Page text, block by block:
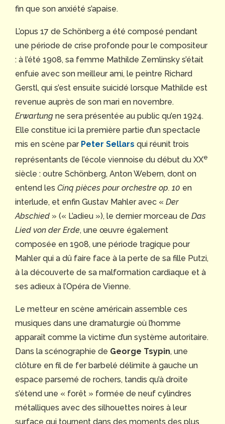
fin que son anxiété s’apaise.
L’opus 17 de Schönberg a été composé pendant
une période de crise profonde pour le compositeur
: à l’été 1908, sa femme Mathilde Zemlinsky s’était
enfuie avec son meilleur ami, le peintre Richard
Gerstl, qui s’est ensuite suicidé lorsque Mathilde est
revenue auprès de son mari en novembre.
Erwartung ne sera présentée au public qu’en 1924.
Elle constitue ici la première partie d’un spectacle
mis en scène par Peter Sellars qui réunit trois
représentants de l’école viennoise du début du XXe
siècle : outre Schönberg, Anton Webern, dont on
entend les Cinq pièces pour orchestre op. 10 en
interlude, et enfin Gustav Mahler avec « Der
Abschied » (« L’adieu »), le dernier morceau de Das
Lied von der Erde, une œuvre également
composée en 1908, une période tragique pour
Mahler qui a dû faire face à la perte de sa fille Putzi,
à la découverte de sa malformation cardiaque et à
ses adieux à l’Opéra de Vienne.
Le metteur en scène américain assemble ces
musiques dans une dramaturgie où l’homme
apparaît comme la victime d’un système autoritaire.
Dans la scénographie de George Tsypin, une
clôture en fil de fer barbelé délimite à gauche un
espace parsemé de rochers, tandis qu’à droite
s’étend une « forêt » formée de neuf cylindres
métalliques avec des silhouettes noires à leur
surface qui tournent dans des moments des plus